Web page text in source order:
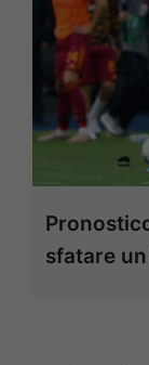
sfatare